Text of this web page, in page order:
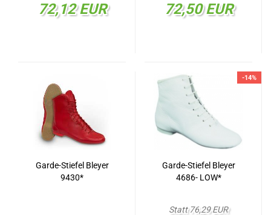
72,12 EUR 72,50 EUR
Garde-Stiefel Bleyer
9430*
-14%
Garde-Stiefel Bleyer
4686- LOW*
Statt 76,29 EUR